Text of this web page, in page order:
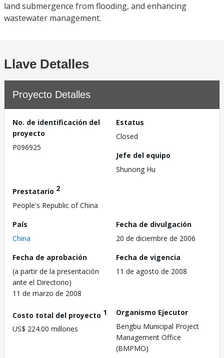
land submergence from flooding, and enhancing
wastewater management.
Llave Detalles
Proyecto Detalles
No. de identificación del
proyecto
P096925
Estatus
Closed
Jefe del equipo
Shunong Hu
Prestatario 2
People's Republic of China
País
China
Fecha de divulgación
20 de diciembre de 2006
Fecha de aprobación
(a partir de la presentación
ante el Directorio)
11 de marzo de 2008
Fecha de vigencia
11 de agosto de 2008
Costo total del proyecto 1
US$ 224.00 millones
Organismo Ejecutor
Bengbu Municipal Project
Management Office
(BMPMO)